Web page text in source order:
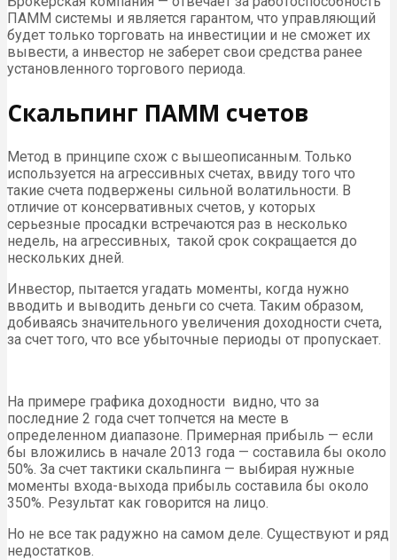
ПАММ системы и является гарантом, что управляющий
будет только торговать на инвестиции и не сможет их
вывести, а инвестор не заберет свои средства ранее
установленного торгового периода.
Скальпинг ПАММ счетов
Метод в принципе схож с вышеописанным. Только
используется на агрессивных счетах, ввиду того что
такие счета подвержены сильной волатильности. В
отличие от консервативных счетов, у которых
серьезные просадки встречаются раз в несколько
недель, на агрессивных, такой срок сокращается до
нескольких дней.
Инвестор, пытается угадать моменты, когда нужно
вводить и выводить деньги со счета. Таким образом,
добиваясь значительного увеличения доходности счета,
за счет того, что все убыточные периоды от пропускает.
На примере графика доходности видно, что за
последние 2 года счет топчется на месте в
определенном диапазоне. Примерная прибыль — если
бы вложились в начале 2013 года — составила бы около
50%. За счет тактики скальпинга — выбирая нужные
моменты входа-выхода прибыль составила бы около
350%. Результат как говорится на лицо.
Но не все так радужно на самом деле. Существуют и ряд
недостатков.